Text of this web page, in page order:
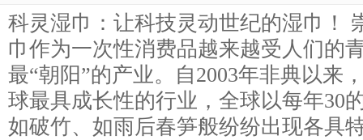
科灵湿巾：让科技灵动世纪的湿巾！
巾作为一次性消费品越来越受人们的
最“朝阳”的产业。自2003年非典以来
球最具成长性的行业，全球以每年30
如破竹、如雨后春笋般纷纷出现各具